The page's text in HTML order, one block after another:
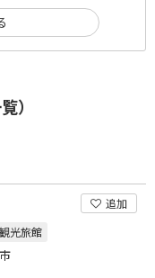
）
追加
観光旅館